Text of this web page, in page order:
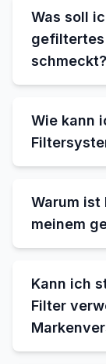
Was soll
gefiltertes
schmeckt?
Wie kann
Warum ist
meinem
Kann ich
Filter